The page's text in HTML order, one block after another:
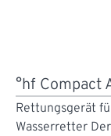
°hf Compact
Rettungsgerät
Wasserretter